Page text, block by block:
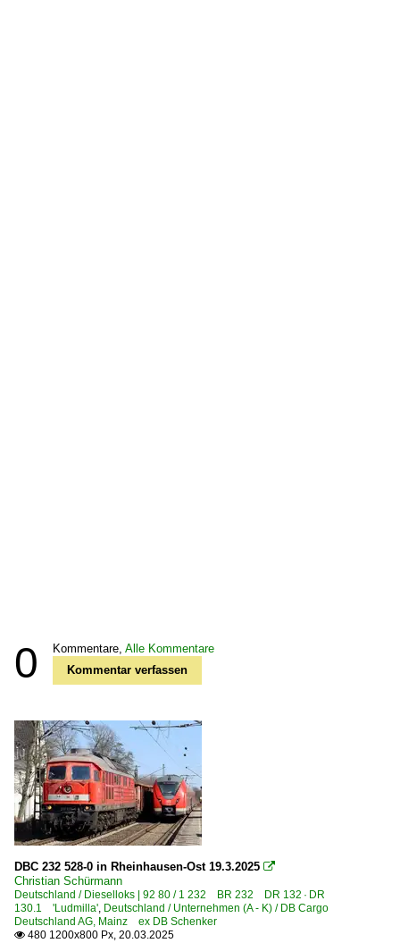
0 Kommentare, Alle Kommentare
Kommentar verfassen
DBC 232 528-0 in Rheinhausen-Ost 19.3.2025 
Christian Schürmann
Deutschland / Dieselloks | 92 80 / 1 232 BR 232 DR 132 · DR
130.1 'Ludmilla', Deutschland / Unternehmen (A - K) / DB Cargo
Deutschland AG, Mainz ex DB Schenker
 480 1200x800 Px, 20.03.2025